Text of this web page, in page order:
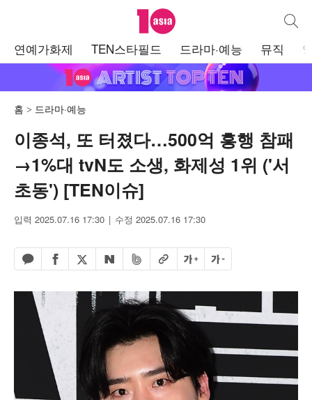
텐아시아 통합
연예가화제 TEN스타필드 드라마·예능 뮤직
홈 드라마·예능
이종석, 또 터졌다…500억 흥행 참패
→1%대 tvN도 소생, 화제성 1위 ('서
초동') [TEN이슈]
입력 2025.07.16 17:30 수정 2025.07.16 17:30
카카오톡 공유하기
페이스북 공유하기
엑스 공유하기
네이버 공유하기
밴드 공유하기
URL복사글자 크게글자 작게